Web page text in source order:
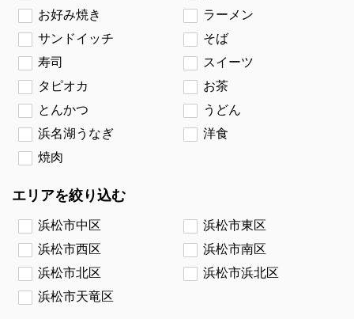
お好み焼き
ラーメン
サンドイッチ
そば
寿司
スイーツ
タピオカ
お茶
とんかつ
うどん
浜名湖うなぎ
洋食
焼肉
エリアを絞り込む
浜松市中区
浜松市東区
浜松市西区
浜松市南区
浜松市北区
浜松市浜北区
浜松市天竜区